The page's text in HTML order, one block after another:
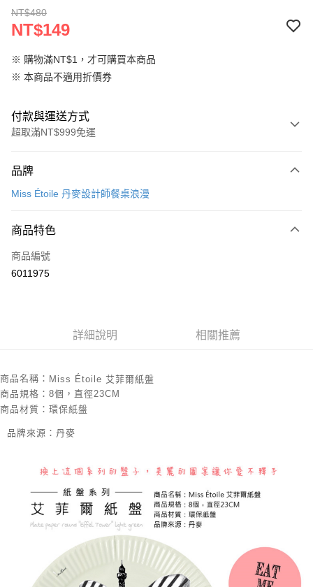
NT$480
NT$149
※ 購物滿NT$1，才可購買本商品
※ 本商品不適用折價券
付款與運送方式
超取滿NT$999免運
信用卡一次付款
3 期 0 利率 每期
合作金庫商業銀行
上海商業儲蓄銀行
聯邦商業銀行
遠東國際商業銀行
台新國際商業銀行
台灣樂天信用卡公司
超商取貨付款
LINE Pay
運送方式
全家取貨付款
每筆NT$85，滿NT$999(含以上)免運費
每筆NT$85，滿NT$999(含以上)免運費
付款後萊爾富取貨
每筆NT$100，滿NT$999(含以上)免運費
7-11取貨付款
每筆NT$85，滿NT$999(含以上)免運費
品牌
Miss Étoile 丹麥設計師餐桌浪漫
商品特色
商品編號
6011975
詳細說明 相關推薦
商品名稱： Miss Étoile 艾菲爾紙盤
商品規格：8個，直徑23CM
商品材質：環保紙盤
品牌來源：丹麥